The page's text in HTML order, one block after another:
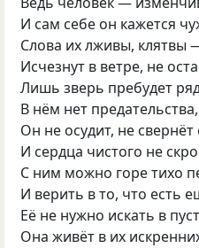
И сам себе он кажется
Слова их лживы, клятвы
Исчезнут в ветре, не
Лишь зверь пребудет
В нём нет
Он не осудит, не свернёт
И сердца чистого не
С ним можно горе тихо
И верить в то, что есть
Её не нужно искать в
Она живёт в их